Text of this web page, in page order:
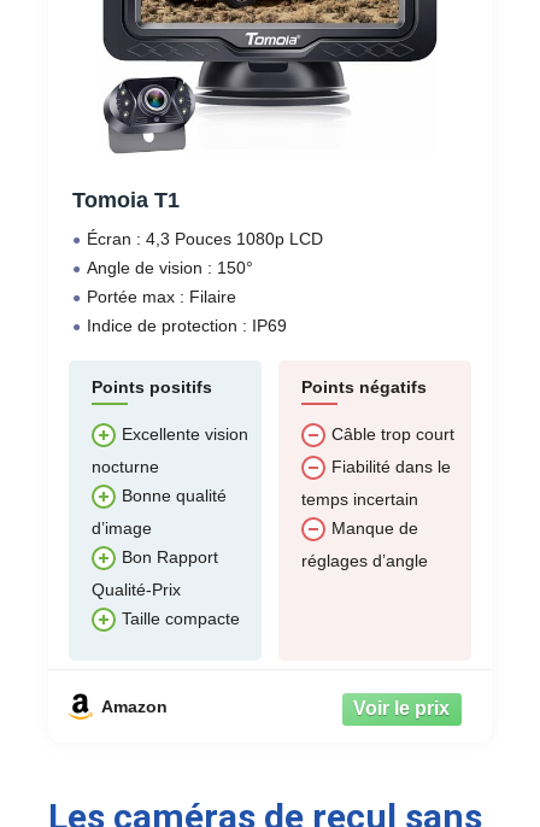
Tomoia T1
Écran : 4,3 Pouces 1080p LCD
Angle de vision : 150°
Portée max : Filaire
Indice de protection : IP69
Points positifs
Excellente vision
nocturne
Bonne qualité
d’image
Bon Rapport
Qualité-Prix
Taille compacte
Points négatifs
Câble trop court
Fiabilité dans le
temps incertain
Manque de
réglages d’angle
Amazon
Les caméras de recul sans